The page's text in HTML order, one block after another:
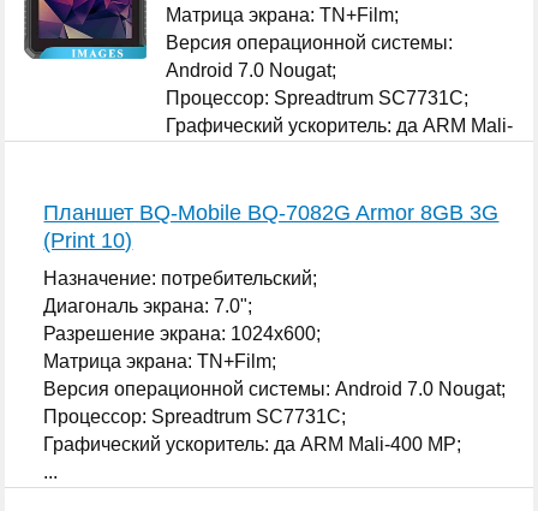
Матрица экрана: TN+Film;
Версия операционной системы:
Android 7.0 Nougat;
Процессор: Spreadtrum SC7731C;
Графический ускоритель: да ARM Mali-
Планшет BQ-Mobile BQ-7082G Armor 8GB 3G
(Print 10)
Назначение: потребительский;
Диагональ экрана: 7.0";
Разрешение экрана: 1024x600;
Матрица экрана: TN+Film;
Версия операционной системы: Android 7.0 Nougat;
Процессор: Spreadtrum SC7731C;
Графический ускоритель: да ARM Mali-400 MP;
...